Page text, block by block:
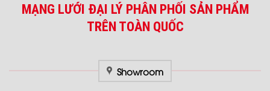
MẠNG LƯỚI ĐẠI LÝ PHÂN PHỐI SẢN PHẨM
TRÊN TOÀN QUỐC
Showroom